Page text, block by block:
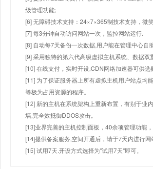
级管理功能;
[6] 无障碍技术支持：24×7×365制技术支持，微笑
[7] 每3分钟自动访问网站一次，监控网站运行.
[8] 自动每7天备份一次数据,用户能在管理中心自
[9] 采用独特的第六代高级虚拟主机系统、数据
[10] 在线支付，实时开设,CDN网络加速器可供
[11] 为了保证服务器上所有虚拟主机用户站点均
等极为占用资源的程序。
[12] 新的主机在系统架构上重新布置，有别于业
墙,完全效抵御DDOS攻击。
[13]业界完善的主机控制面板，40余项管理功能
[14]提供备案服务,空间开通后，请于7天内进行网
[15] 试用7天.开设方式选择为"试用7天"即可。